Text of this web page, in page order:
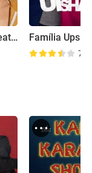
Parks and Recreation: Road Trip Família
7.1